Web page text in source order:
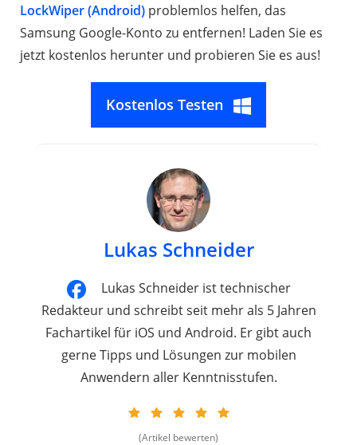
LockWiper (Android) problemlos helfen, das
Samsung Google-Konto zu entfernen! Laden Sie es
jetzt kostenlos herunter und probieren Sie es aus!
Kostenlos Testen
Lukas Schneider
Lukas Schneider ist technischer
Redakteur und schreibt seit mehr als 5 Jahren
Fachartikel für iOS und Android. Er gibt auch
gerne Tipps und Lösungen zur mobilen
Anwendern aller Kenntnisstufen.
(Artikel bewerten)